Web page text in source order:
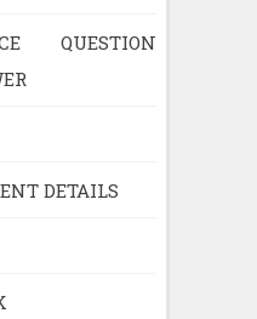
QUESTION
DETAILS